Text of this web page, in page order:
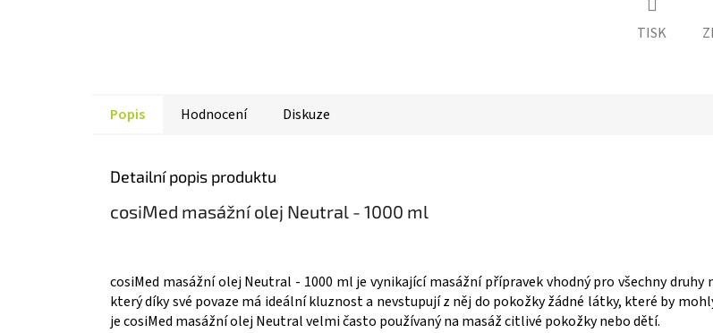
TISK
Popis Hodnocení Diskuze
Detailní popis produktu
cosiMed masážní olej Neutral - 1000 ml
cosiMed masážní olej Neutral - 1000 ml je vynikající masážní přípravek vhodný pro všechny
který díky své povaze má ideální kluznost a nevstupují z něj do pokožky žádné látky, které by
je cosiMed masážní olej Neutral velmi často používaný na masáž citlivé pokožky nebo dětí.